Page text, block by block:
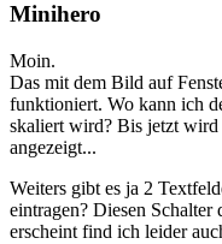
Minihero
Moin.
Das mit dem Bild auf
funktioniert. Wo kann ich
skaliert wird? Bis jetzt
angezeigt...
Weiters gibt es ja 2
eintragen? Diesen Schalter
erscheint find ich leider